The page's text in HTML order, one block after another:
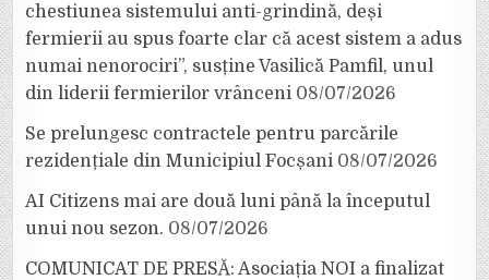
chestiunea sistemului anti-grindină, deși
fermierii au spus foarte clar că acest sistem a adus
numai nenorociri”, susține Vasilică Pamfil, unul
din liderii fermierilor vrânceni 08/07/2026
Se prelungesc contractele pentru parcările
rezidențiale din Municipiul Focșani 08/07/2026
AI Citizens mai are două luni până la începutul
unui nou sezon. 08/07/2026
COMUNICAT DE PRESĂ: Asociația NOI a finalizat